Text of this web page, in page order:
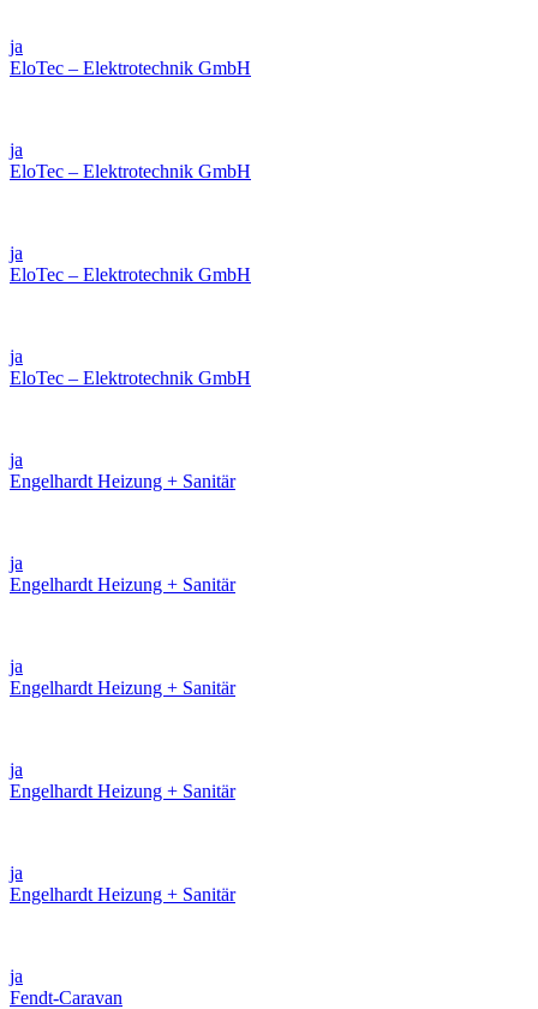
ja
EloTec – Elektrotechnik GmbH
ja
EloTec – Elektrotechnik GmbH
ja
EloTec – Elektrotechnik GmbH
ja
EloTec – Elektrotechnik GmbH
ja
Engelhardt Heizung + Sanitär
ja
Engelhardt Heizung + Sanitär
ja
Engelhardt Heizung + Sanitär
ja
Engelhardt Heizung + Sanitär
ja
Engelhardt Heizung + Sanitär
ja
Fendt-Caravan